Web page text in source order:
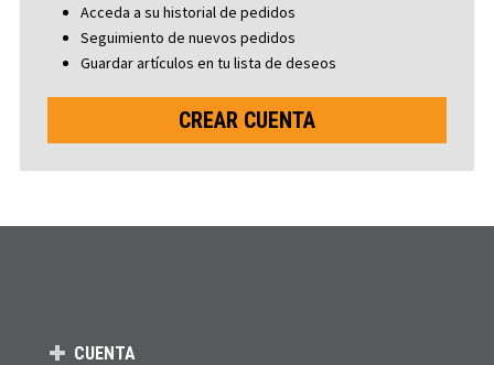
Acceda a su historial de pedidos
Seguimiento de nuevos pedidos
Guardar artículos en tu lista de deseos
CREAR CUENTA
CUENTA